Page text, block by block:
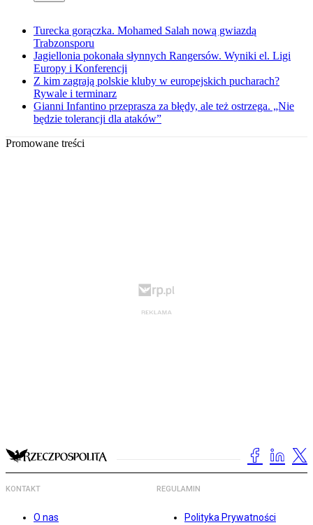
Turecka gorączka. Mohamed Salah nową gwiazdą
Trabzonsporu
Jagiellonia pokonała słynnych Rangersów. Wyniki el. Ligi
Europy i Konferencji
Z kim zagrają polskie kluby w europejskich pucharach?
Rywale i terminarz
Gianni Infantino przeprasza za błędy, ale też ostrzega. „Nie
będzie tolerancji dla ataków”
Promowane treści
KONTAKT
O nas
REGULAMIN
Polityka Prywatności